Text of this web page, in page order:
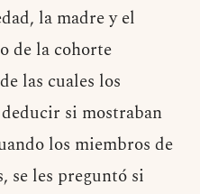
la madre y el
de la cohorte
las cuales los
si mostraban
los miembros de
se les preguntó si